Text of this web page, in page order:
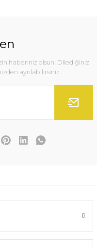
haberiniz olsun! Dilediğiniz
ayrılabilirsiniz.